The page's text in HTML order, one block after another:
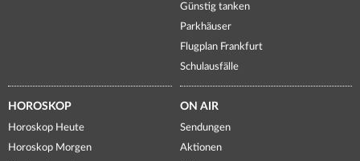
Günstig tanken
Parkhäuser
Flugplan Frankfurt
Schulausfälle
HOROSKOP
Horoskop Heute
Horoskop Morgen
ON AIR
Sendungen
Aktionen